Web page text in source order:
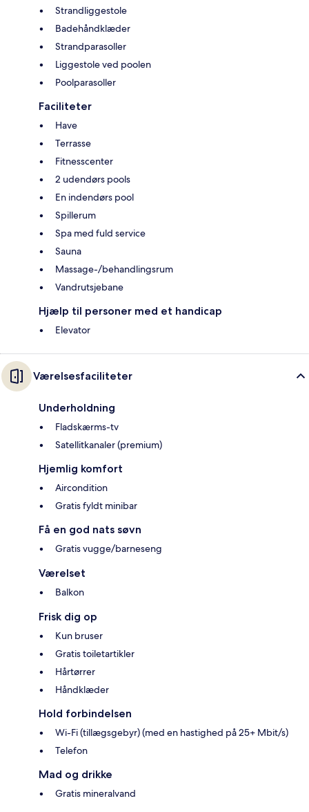
Strandliggestole
Badehåndklæder
Strandparasoller
Liggestole ved poolen
Poolparasoller
Faciliteter
Have
Terrasse
Fitnesscenter
2 udendørs pools
En indendørs pool
Spillerum
Spa med fuld service
Sauna
Massage-/behandlingsrum
Vandrutsjebane
Hjælp til personer med et handicap
Elevator
Værelsesfaciliteter
Underholdning
Fladskærms-tv
Satellitkanaler (premium)
Hjemlig komfort
Aircondition
Gratis fyldt minibar
Få en god nats søvn
Gratis vugge/barneseng
Værelset
Balkon
Frisk dig op
Kun bruser
Gratis toiletartikler
Hårtørrer
Håndklæder
Hold forbindelsen
Wi-Fi (tillægsgebyr) (med en hastighed på 25+ Mbit/s)
Telefon
Mad og drikke
Gratis mineralvand